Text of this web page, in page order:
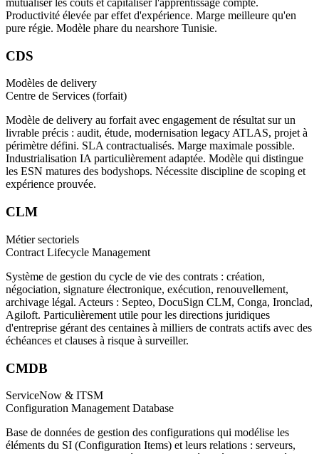
mutualiser les coûts et capitaliser l'apprentissage compte.
Productivité élevée par effet d'expérience. Marge meilleure qu'en
pure régie. Modèle phare du nearshore Tunisie.
CDS
Modèles de delivery
Centre de Services (forfait)
Modèle de delivery au forfait avec engagement de résultat sur un
livrable précis : audit, étude, modernisation legacy ATLAS, projet à
périmètre défini. SLA contractualisés. Marge maximale possible.
Industrialisation IA particulièrement adaptée. Modèle qui distingue
les ESN matures des bodyshops. Nécessite discipline de scoping et
expérience prouvée.
CLM
Métier sectoriels
Contract Lifecycle Management
Système de gestion du cycle de vie des contrats : création,
négociation, signature électronique, exécution, renouvellement,
archivage légal. Acteurs : Septeo, DocuSign CLM, Conga, Ironclad,
Agiloft. Particulièrement utile pour les directions juridiques
d'entreprise gérant des centaines à milliers de contrats actifs avec des
échéances et clauses à risque à surveiller.
CMDB
ServiceNow & ITSM
Configuration Management Database
Base de données de gestion des configurations qui modélise les
éléments du SI (Configuration Items) et leurs relations : serveurs,